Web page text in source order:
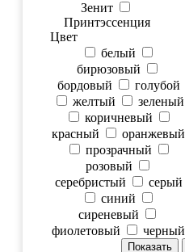
Зенит
Принтэссенция
Цвет
белый
бирюзовый
бордовый
голубой
желтый
зеленый
коричневый
красный
оранжевый
прозрачный
розовый
серебристый
серый
синий
сиреневый
фиолетовый
черный